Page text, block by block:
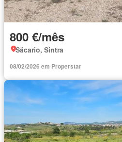
800 €/mês
Sácario, Sintra
08/02/2026 em Properstar